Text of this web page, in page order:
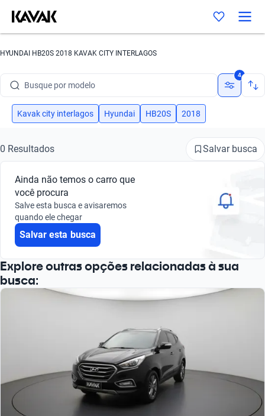
HYUNDAI HB20S 2018 KAVAK CITY INTERLAGOS
Busque por modelo
Busque por versão
Busque por marca
Busque por modelo
Busque por versão
4
Kavak city interlagos Hyundai HB20S 2018
0 Resultados Salvar busca
Ainda não temos o carro que
você procura
Salve esta busca e avisaremos
quando ele chegar
Salvar esta busca
Explore outras opções relacionadas à sua
busca: